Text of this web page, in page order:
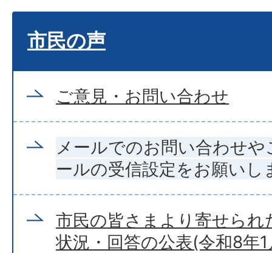
市民の声
ご意見・お問い合わせ
メールでのお問い合わせ
ールの受信設定をお願いし
市民の皆さまより寄せられ
状況・回答の公表(令和8年